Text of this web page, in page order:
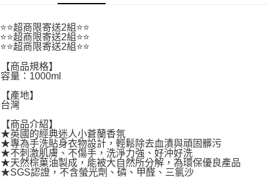
每筆NT$60，滿NT$599(含以上)免運費
每筆NT$120，滿NT$1,999(含以上)免運費
⭐⭐超商限寄送2組⭐⭐
⭐⭐超商限寄送2組⭐⭐
⭐⭐超商限寄送2組⭐⭐
【商品規格】
容量：1000ml
【產地】
台灣
【商品介紹】
★英國的經典迷人小蒼蘭香氛
★專為手洗貼身衣物設計，輕鬆除去血漬與頑固髒污
★不刺激肌膚、不傷手，洗淨力強、好沖好洗
★天然棕菓油製成，能被大自然所分解，為環保優良產品
★SGS認證，不含螢光劑、磷、甲醛、三氯沙